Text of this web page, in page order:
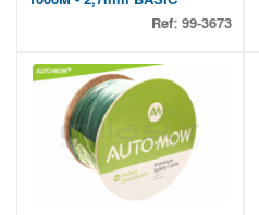
Ref: 99-3673